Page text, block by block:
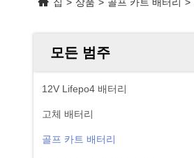
모든 범주
12V Lifepo4 배터리
고체 배터리
골프 카트 배터리